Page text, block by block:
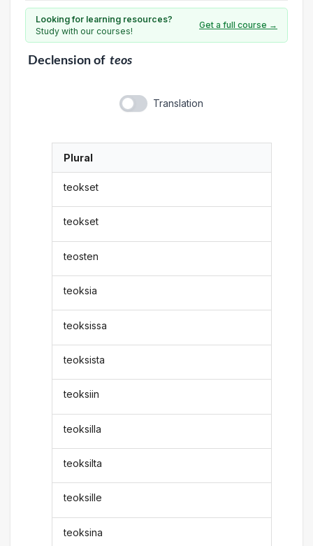
Looking for learning resources?
Study with our courses!
Get a full course →
Declensionof teos
Translation
Plural
teokset
teokset
teosten
teoksia
teoksissa
teoksista
teoksiin
teoksilla
teoksilta
teoksille
teoksina